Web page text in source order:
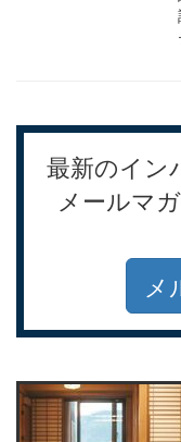
最新のイン
メールマ
メ